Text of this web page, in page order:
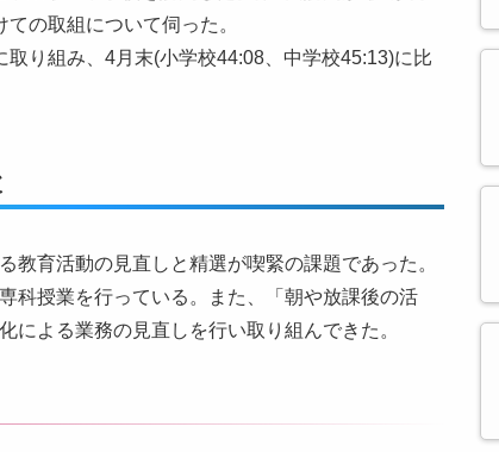
の取組について伺った。
り組み、4月末(小学校44:08、中学校45:13)に比
育活動の見直しと精選が喫緊の課題であった。
科授業を行っている。また、「朝や放課後の活
よる業務の見直しを行い取り組んできた。